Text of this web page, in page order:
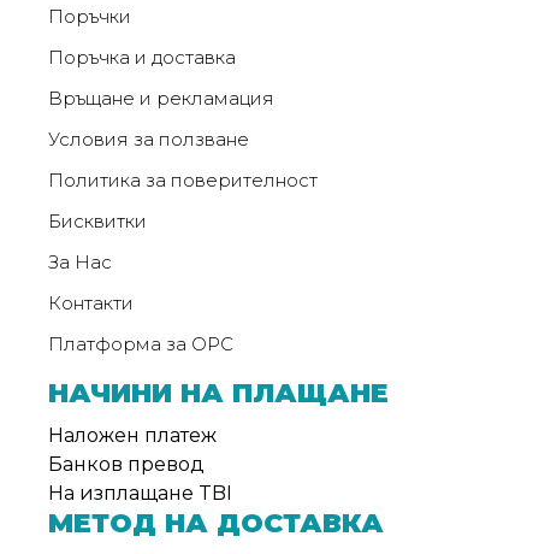
Поръчки
Поръчка и доставка
Връщане и рекламация
Условия за ползване
Политика за поверителност
Бисквитки
За Нас
Контакти
Платформа за ОРС
НАЧИНИ НА ПЛАЩАНЕ
Наложен платеж
Банков превод
На изплащане TBI
МЕТОД НА ДОСТАВКА